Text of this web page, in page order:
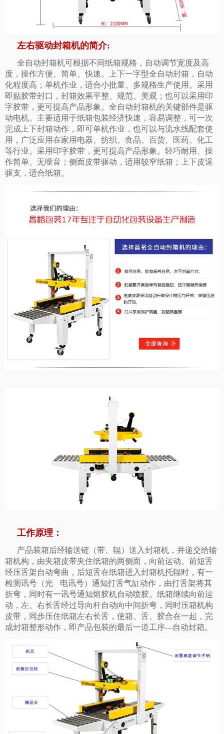
左右驱动封箱机的简介:
全自动封箱机可根据不同纸箱规格，自动调节宽度及高
度，操作方便、简单、快速。上下一字型全自动封箱，自动
化程度高；单机作业，适合小批量、多规格生产使用。采用
即贴胶带封口，封箱效果平整、规范、美观；也可以采用印
字胶带，更可提高产品形象。全自动封箱机的关键部件是驱
动电机。主要适用于纸箱包装经济快速，容易调整，可一次
完成上下封箱动作，即可单机作业，也可以与流水线配套使
用，广泛应用在家用电器、纺织、食品、百货、医药、化工
等行业。采用印字胶带，更可提高产品形象。轻巧耐用、操
作简单、无噪音；侧面皮带驱动，适用较窄纸箱；上下皮逞
驱支，适合纸箱。
工作原理：
产品装箱后经输送链（带、辊）送入封箱机，并递交给输
箱机构，由夹箱皮带夹住纸箱的两侧面，向前运动。前短舌
经压舌架自动弯曲，后短舌在纸箱进入封箱机托辊时，有一
检测讯号（光 电讯号）通知打舌气缸动作，由打舌架将其
折弯，同时有一讯号通知熔胶机自动喷胶。纸箱继续向前运
动，左、右长舌经过导向杆自动向中间折弯，同时压箱机构
皮带，同步压住纸箱左右长舌，使箱、舌、胶合在一起，完
成封箱整形动作，即产品包装的最后一道工序---自动封箱。